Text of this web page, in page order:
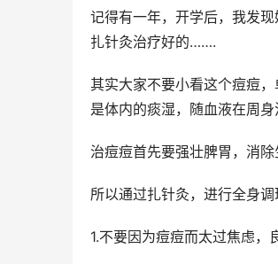
记得有一年，开学后，我发
扎针灸治疗好的…….
其实大家不要小看这个痘痘
是体内的痰湿，随血液在周
治痘痘首先要强壮脾胃，消
所以通过扎针灸，进行全身调
1.不要因为痘痘而太过焦虑，